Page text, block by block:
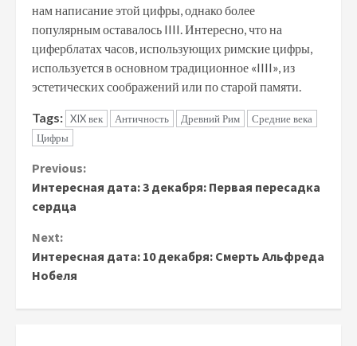
нам написание этой цифры, однако более
популярным оставалось IIII. Интересно, что на
циферблатах часов, использующих римские цифры,
используется в основном традиционное «IIII», из
эстетических соображений или по старой памяти.
Tags: XIX век Античность Древний Рим
Средние века
Цифры
Continue
Reading
Previous:
Интересная дата: 3 декабря: Первая пересадка
сердца
Next:
Интересная дата: 10 декабря: Смерть Альфреда
Нобеля